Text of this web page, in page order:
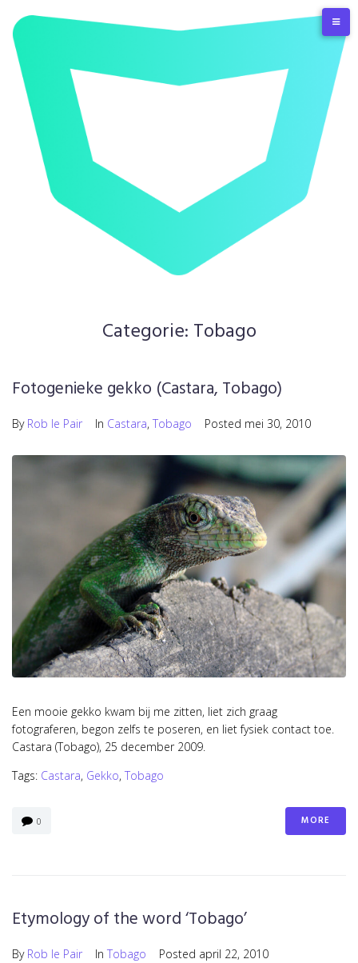
content
Categorie: Tobago
Fotogenieke gekko (Castara, Tobago)
By Rob le Pair In Castara, Tobago Posted mei 30, 2010
Een mooie gekko kwam bij me zitten, liet zich graag
fotograferen, begon zelfs te poseren, en liet fysiek contact toe.
Castara (Tobago), 25 december 2009.
Tags: Castara, Gekko, Tobago
0 MORE
Etymology of the word ‘Tobago’
By Rob le Pair In Tobago Posted april 22, 2010